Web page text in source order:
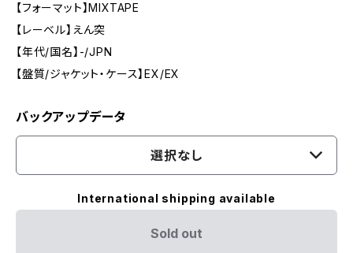
【フォーマット】MIXTAPE
【レーベル】えん突
【年代/国名】-/JPN
【盤質/ジャケット・ケース】EX/EX
バックアップデータ
選択なし
International shipping available
Sold out